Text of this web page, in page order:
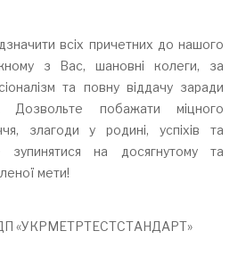
всіх причетних до нашого
з Вас, шановні колеги, за
та повну віддачу заради
Дозвольте побажати міцного
злагоди у родині, успіхів та
зупинятися на досягнутому та
мети!
ДП «УКРМЕТРТЕСТСТАНДАРТ»